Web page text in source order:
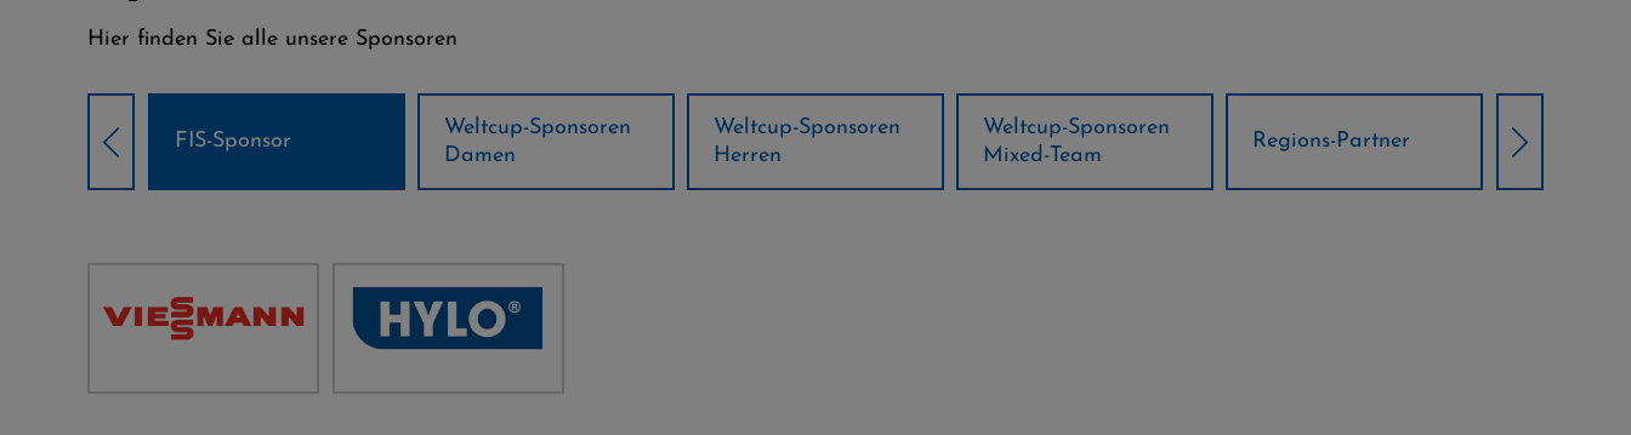
Hier finden Sie alle unsere Sponsoren
Weltcup-Sponsoren
Damen
Weltcup-Sponsoren
Herren
Weltcup-Sponsoren
Mixed-Team
Regions-Partner
Örtliche Weltcup-
Partner
Klima